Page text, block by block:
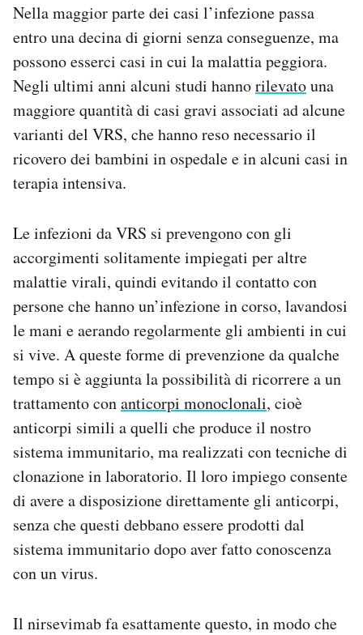
Nella maggior parte dei casi l’infezione passa
entro una decina di giorni senza conseguenze, ma
possono esserci casi in cui la malattia peggiora.
Negli ultimi anni alcuni studi hannorilevatouna
maggiore quantità di casi gravi associati ad alcune
varianti del VRS, che hanno reso necessario il
ricovero dei bambini in ospedale e in alcuni casi in
terapia intensiva.
Le infezioni da VRS si prevengono con gli
accorgimenti solitamente impiegati per altre
malattie virali, quindi evitando il contatto con
persone che hanno un’infezione in corso, lavandosi
le mani e aerando regolarmente gli ambienti in cui
si vive. A queste forme di prevenzione da qualche
tempo si è aggiunta la possibilità di ricorrere a un
trattamento conanticorpi monoclonali, cioè
anticorpi simili a quelli che produce il nostro
sistema immunitario, ma realizzati con tecniche di
clonazione in laboratorio. Il loro impiego consente
di avere a disposizione direttamente gli anticorpi,
senza che questi debbano essere prodotti dal
sistema immunitario dopo aver fatto conoscenza
con un virus.
Il nirsevimab fa esattamente questo, in modo che